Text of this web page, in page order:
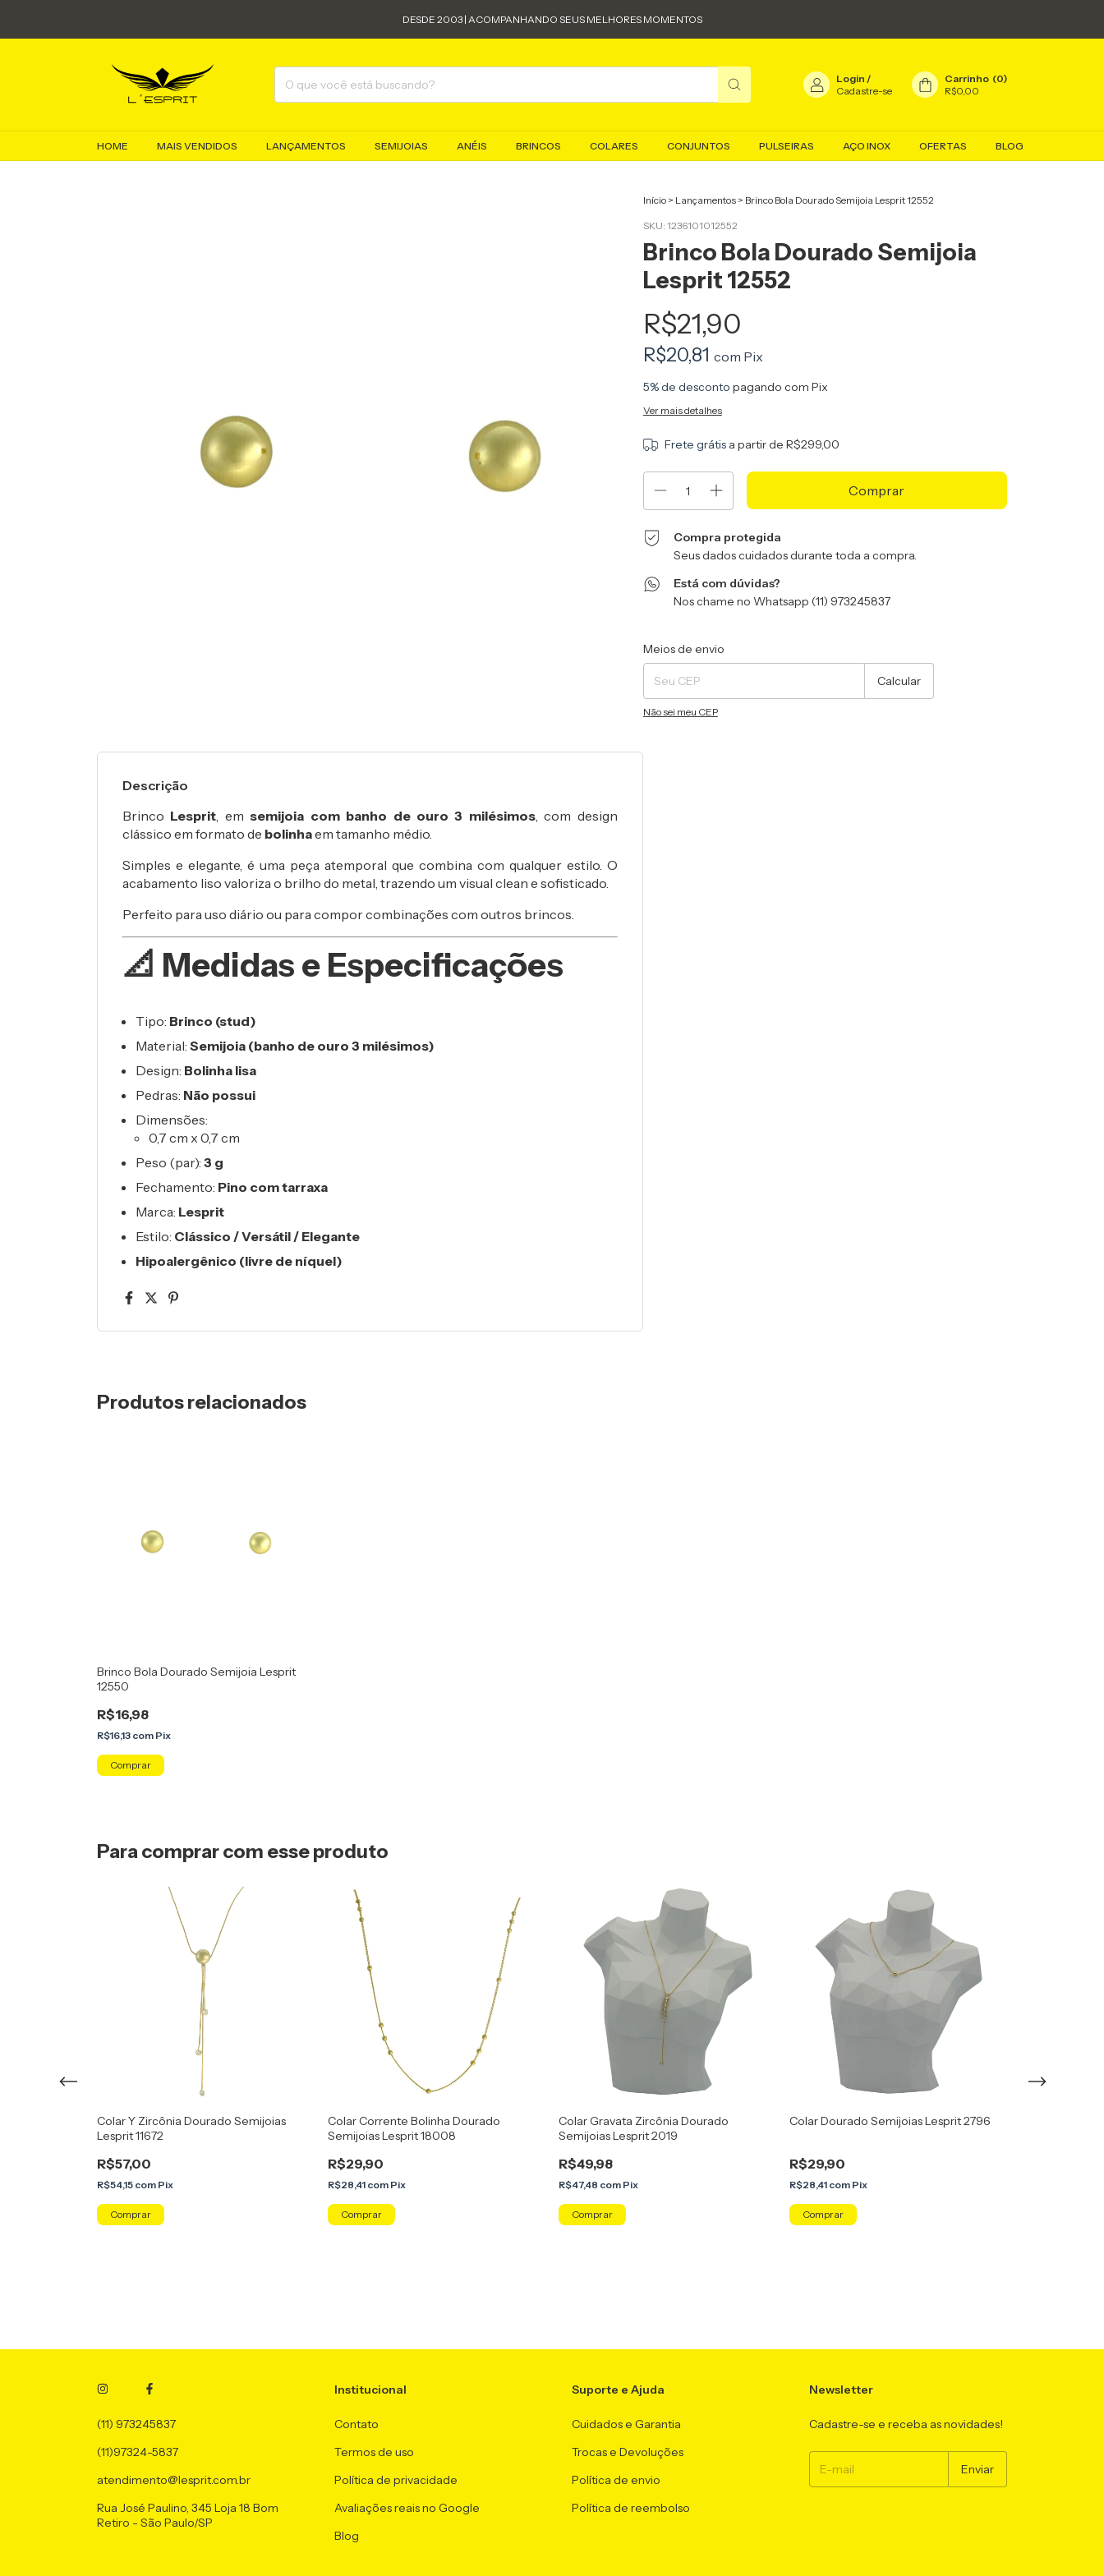
DESDE 2003 | ACOMPANHANDO SEUS MELHORES MOMENTOS
Login /
Cadastre-se
Carrinho (0)
R$0,00
HOME MAIS VENDIDOS LANÇAMENTOS SEMIJOIAS ANÉIS BRINCOS COLARES CONJUNTOS PULSEIRAS AÇO INOX OFERTAS BLOG
Descrição
Brinco Lesprit, emsemijoia com banho de ouro 3 milésimos, com design
clássico em formato de bolinhaem tamanho médio.
Simples e elegante, é uma peça atemporal que combina com qualquer estilo. O
acabamento liso valoriza o brilho do metal, trazendo um visual clean e sofisticado.
Perfeito para uso diário ou para compor combinações com outros brincos.
📐 Medidas e Especificações
Tipo: Brinco (stud)
Material: Semijoia (banho de ouro 3 milésimos)
Design: Bolinha lisa
Pedras: Não possui
Dimensões:
0,7 cm x 0,7 cm
Peso (par): 3 g
Fechamento: Pino com tarraxa
Marca: Lesprit
Estilo: Clássico / Versátil / Elegante
Hipoalergênico (livre de níquel)
Início > Lançamentos > Brinco Bola Dourado Semijoia Lesprit 12552
SKU: 1236101012552
Brinco Bola Dourado Semijoia
Lesprit 12552
R$21,90
R$20,81 com Pix
5% de desconto pagando com Pix
Ver mais detalhes
Frete grátis a partir deR$299,00
Compra protegida
Seus dados cuidados durante toda a compra.
Está com dúvidas?
Nos chame no Whatsapp (11) 973245837
Entregas para o CEP:
Meios de envio
Calcular
Não sei meu CEP
Produtos relacionados
Brinco Bola Dourado Semijoia Lesprit
12550
R$16,98
R$16,13 com Pix
Para comprar com esse produto
Colar Y Zircônia Dourado Semijoias
Lesprit 11672
R$57,00
R$54,15 com Pix
Colar Corrente Bolinha Dourado
Semijoias Lesprit 18008
R$29,90
R$28,41 com Pix
Colar Gravata Zircônia Dourado
Semijoias Lesprit 2019
R$49,98
R$47,48 com Pix
Colar Dourado Semijoias Lesprit 2796
R$29,90
R$28,41 com Pix
(11) 973245837
(11)97324-5837
atendimento@lesprit.com.br
Rua José Paulino, 345 Loja 18 Bom
Retiro - São Paulo/SP
Institucional
Contato
Termos de uso
Política de privacidade
Avaliações reais no Google
Blog
Suporte e Ajuda
Cuidados e Garantia
Trocas e Devoluções
Política de envio
Política de reembolso
Newsletter
Cadastre-se e receba as novidades!